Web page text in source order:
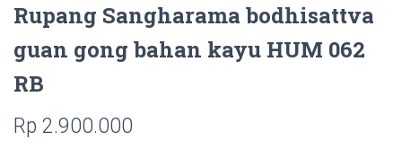
Rupang Sangharama bodhisattva
guan gong bahan kayu HUM 062
RB
Rp 2.900.000